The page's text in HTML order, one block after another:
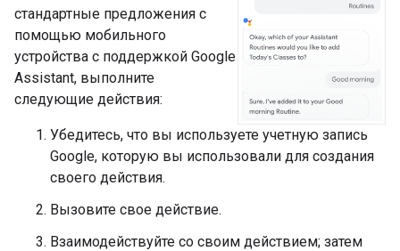
стандартные предложения с
помощью мобильного
устройства с поддержкой Google
Assistant, выполните
следующие действия:
Убедитесь, что вы используете учетную запись
Google, которую вы использовали для создания
своего действия.
Вызовите свое действие.
Взаимодействуйте со своим действием; затем